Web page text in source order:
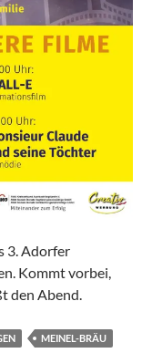
3. Adorfer
Kommt vorbei,
den Abend.
MEINEL-BRÄU